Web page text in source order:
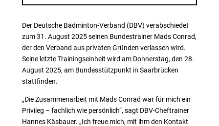
Der Deutsche Badminton-Verband (DBV) verabschiedet
zum 31. August 2025 seinen Bundestrainer Mads Conrad,
der den Verband aus privaten Gründen verlassen wird.
Seine letzte Trainingseinheit wird am Donnerstag, den 28.
August 2025, am Bundesstützpunkt in Saarbrücken
stattfinden.
„Die Zusammenarbeit mit Mads Conrad war für mich ein
Privileg – fachlich wie persönlich“, sagt DBV-Cheftrainer
Hannes Käsbauer. „Ich freue mich, mit ihm den Kontakt